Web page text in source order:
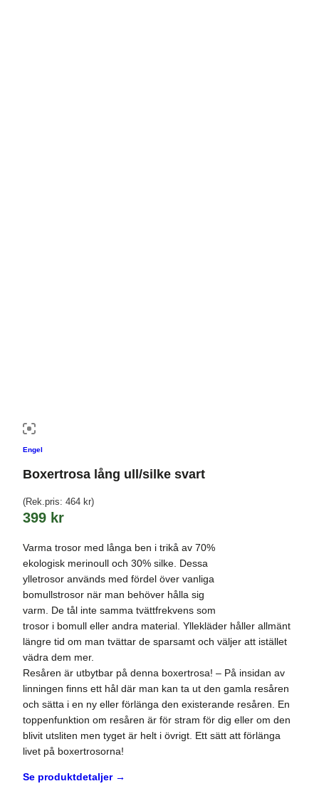
Engel
Boxertrosa lång ull/silke svart
(Rek.pris: 464 kr)
399 kr
Varma trosor med långa ben i trikå av 70%
ekologisk merinoull och 30% silke. Dessa
ylletrosor används med fördel över vanliga
bomullstrosor när man behöver hålla sig
varm. De tål inte samma tvättfrekvens som
trosor i bomull eller andra material. Yllekläder håller allmänt
längre tid om man tvättar de sparsamt och väljer att istället
vädra dem mer.
Resåren är utbytbar på denna boxertrosa! – På insidan av
linningen finns ett hål där man kan ta ut den gamla resåren
och sätta i en ny eller förlänga den existerande resåren. En
toppenfunktion om resåren är för stram för dig eller om den
blivit utsliten men tyget är helt i övrigt. Ett sätt att förlänga
livet på boxertrosorna!
Se produktdetaljer →